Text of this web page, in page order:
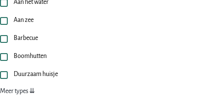
Aan het water
Aan zee
Barbecue
Boomhutten
Duurzaam huisje
Meer types ⇊